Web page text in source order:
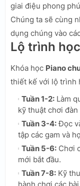
giai điệu phong
Chúng ta sẽ cùng
dụng chúng vào
Lộ trình học
Khóa học Piano
thiết kế với lộ trình
Tuần 1-2: Làm
kỹ thuật chơi đàn
Tuần 3-4:Đọc
tập các gam và
Tuần 5-6: Chơi
mới bắt đầu.
Tuần 7-8: Kỹ